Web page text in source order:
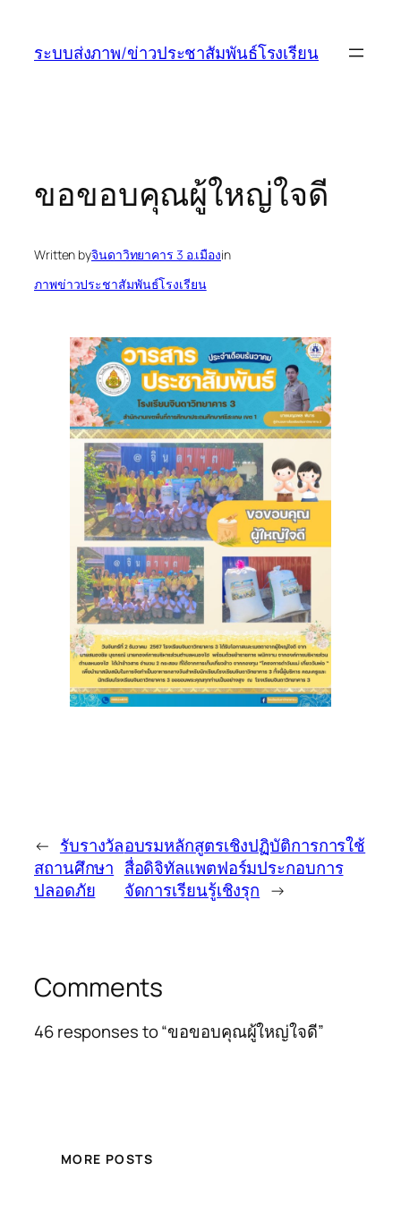
ระบบส่งภาพ/ข่าวประชาสัมพันธ์โรงเรียน
ขอขอบคุณผู้ใหญ่ใจดี
Written byจินดาวิทยาคาร 3 อ.เมืองin
ภาพข่าวประชาสัมพันธ์โรงเรียน
← รับรางวัล
สถานศึกษา
ปลอดภัย
อบรมหลักสูตรเชิงปฏิบัติการการใช้
สื่อดิจิทัลแพตฟอร์มประกอบการ
จัดการเรียนรู้เชิงรุก →
Comments
46 responses to “ขอขอบคุณผู้ใหญ่ใจดี”
MORE POSTS